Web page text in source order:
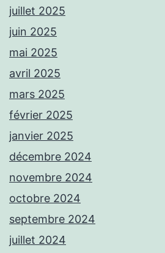
juillet 2025
juin 2025
mai 2025
avril 2025
mars 2025
février 2025
janvier 2025
décembre 2024
novembre 2024
octobre 2024
septembre 2024
juillet 2024